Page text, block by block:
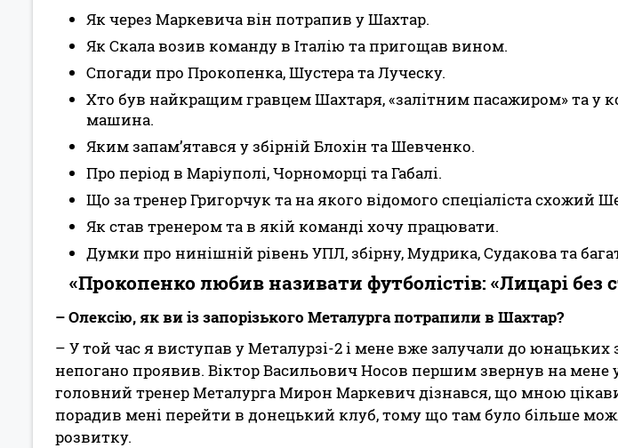
Як через Маркевича він потрапив у Шахтар.
Як Скала возив команду в Італію та пригощав вином.
Спогади про Прокопенка, Шустера та Луческу.
Хто був найкращим гравцем Шахтаря, «залітним пасажиром» та у
машина.
Яким запам’ятався у збірній Блохін та Шевченко.
Про період в Маріуполі, Чорноморці та Габалі.
Що за тренер Григорчук та на якого відомого спеціаліста схожий
Як став тренером та в якій команді хочу працювати.
Думки про нинішній рівень УПЛ, збірну, Мудрика, Судакова та
«Прокопенко любив називати футболістів: «Лицарі без
– Олексію, як ви із запорізького Металурга потрапили в Шахтар?
– У той час я виступав у Металурзі-2 і мене вже залучали до юнацьких
непогано проявив. Віктор Васильович Носов першим звернув на мене
головний тренер Металурга Мирон Маркевич дізнався, що мною
порадив мені перейти в донецький клуб, тому що там було більше
розвитку.